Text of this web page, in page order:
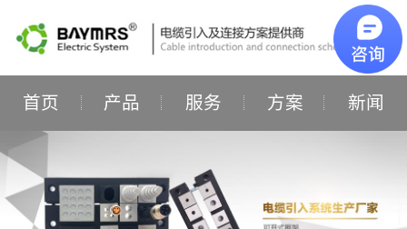
首页 产品 服务 方案 新闻